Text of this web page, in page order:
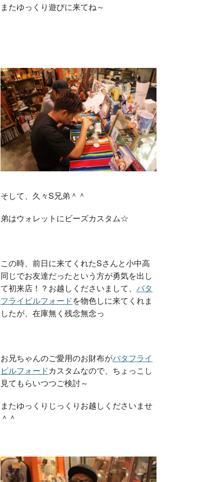
またゆっくり遊びに来てね～
そして、久々S兄弟＾＾
弟はウォレットにビーズカスタム☆
この時、前日に来てくれたSさんと小中高
同じでお友達だったという方が勇気を出し
て初来店！？お越しくださいまして、 バタ
フライビルフォードを物色しに来てくれま
したが、在庫無く残念無念っ
お兄ちゃんのご愛用のお財布がバタフライ
ビルフォードカスタムなので、ちょっこし
見てもらいつつご検討～
またゆっくりじっくりお越しくださいませ
＾＾